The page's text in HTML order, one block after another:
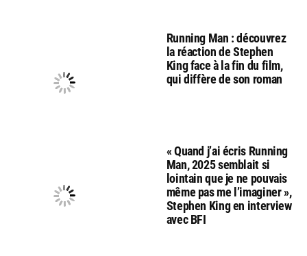
Running Man : découvrez
la réaction de Stephen
King face à la fin du film,
qui diffère de son roman
« Quand j’ai écris Running
Man, 2025 semblait si
lointain que je ne pouvais
même pas me l’imaginer »,
Stephen King en interview
avec BFI